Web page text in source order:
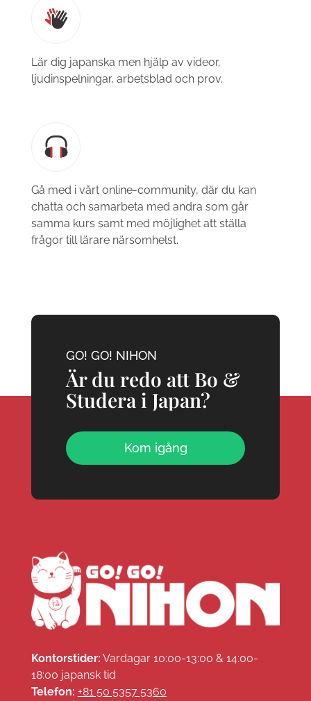
Lär dig japanska men hjälp av videor,
ljudinspelningar, arbetsblad och prov.
Gå med i vårt online-community, där du kan
chatta och samarbeta med andra som går
samma kurs samt med möjlighet att ställa
frågor till lärare närsomhelst.
GO! GO! NIHON
Är du redo att Bo &
Studera i Japan?
Kom igång
Kontorstider: Vardagar 10:00-13:00 & 14:00-
18:00 japansk tid
Telefon: +81 50 5357 5360